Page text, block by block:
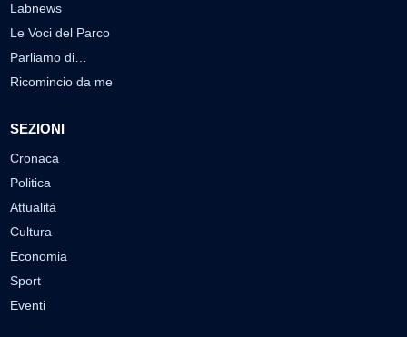
Labnews
Le Voci del Parco
Parliamo di…
Ricomincio da me
SEZIONI
Cronaca
Politica
Attualità
Cultura
Economia
Sport
Eventi